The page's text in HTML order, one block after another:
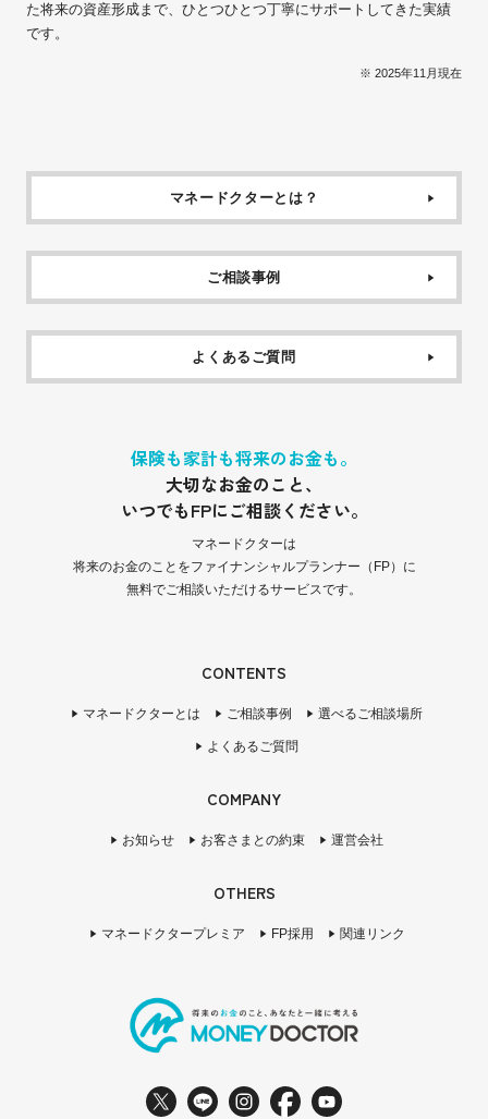
た将来の資産形成まで、ひとつひとつ丁寧にサポートしてきた実績
です。
※ 2025年11月現在
マネードクターとは？
ご相談事例
よくあるご質問
保険も家計も将来のお金も。
大切なお金のこと、
いつでもFPにご相談ください。
マネードクターは
将来のお金のことをファイナンシャルプランナー（FP）に
無料でご相談いただけるサービスです。
CONTENTS
マネードクターとは ご相談事例 選べるご相談場所
よくあるご質問
COMPANY
お知らせ お客さまとの約束 運営会社
OTHERS
マネードクタープレミア FP採用 関連リンク